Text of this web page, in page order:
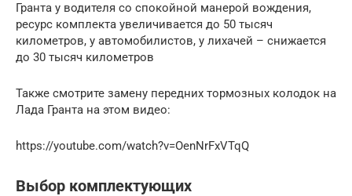
Гранта у водителя со спокойной манерой вождения,
ресурс комплекта увеличивается до 50 тысяч
километров, у автомобилистов, у лихачей – снижается
до 30 тысяч километров
Также смотрите замену передних тормозных колодок на
Лада Гранта на этом видео:
https://youtube.com/watch?v=OenNrFxVTqQ
Выбор комплектующих